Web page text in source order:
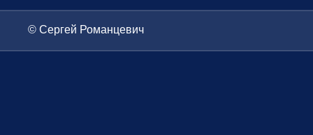
© Сергей Романцевич